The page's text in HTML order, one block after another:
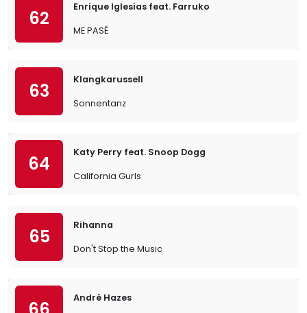
62
Enrique Iglesias feat. Farruko
ME PASÉ
63
Klangkarussell
Sonnentanz
64
Katy Perry feat. Snoop Dogg
California Gurls
65
Rihanna
Don't Stop the Music
André Hazes